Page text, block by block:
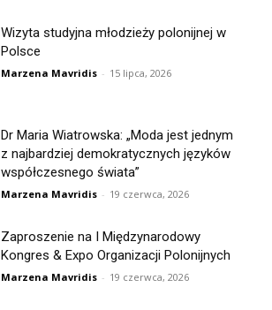
Wizyta studyjna młodzieży polonijnej w
Polsce
Marzena Mavridis - 15 lipca, 2026
Dr Maria Wiatrowska: „Moda jest jednym
z najbardziej demokratycznych języków
współczesnego świata”
Marzena Mavridis - 19 czerwca, 2026
Zaproszenie na I Międzynarodowy
Kongres & Expo Organizacji Polonijnych
Marzena Mavridis - 19 czerwca, 2026